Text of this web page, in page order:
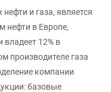
и газа, является
нефти в Европе,
владеет 12% в
производителе газа
компании
базовые